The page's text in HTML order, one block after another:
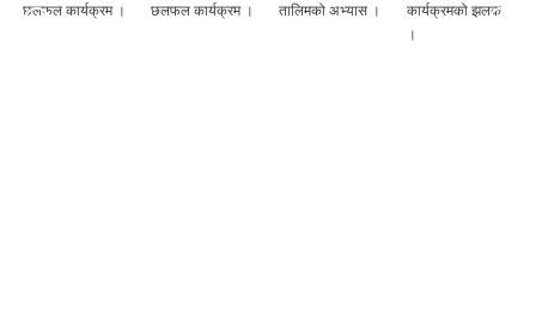
छलफल कार्यक्रम ।
छलफल कार्यक्रम ।
तालिमको अभ्यास ।
कार्यक्रमको झलक
।